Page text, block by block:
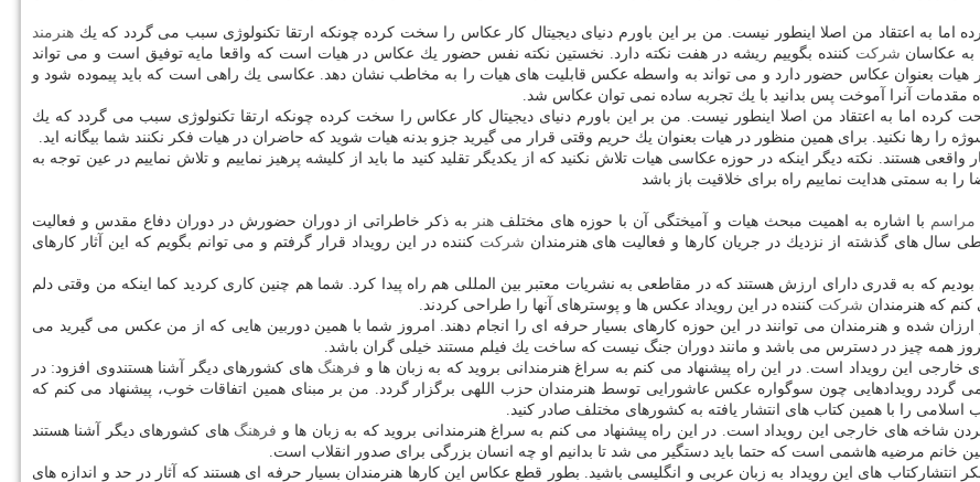
اما به اعتقاد من اصلا اینطور نیست. من بر این باورم دنیای دیجیتال كار عكاس را سخت كرده چونكه ارتقا تكنولوژی سبب می گردد كه یك هنرمند
به عكاسان شركت كننده بگوییم ریشه در هفت نكته دارد. نخستین نكته نفس حضور یك عكاس در هیات است كه واقعا مایه توفیق است و می تواند
بعنوان عكاس حضور دارد و می تواند به واسطه عكس قابلیت های هیات را به مخاطب نشان دهد. عكاسی یك راهی است كه باید پیموده شود و
مقدمات آنرا آموخت پس بدانید با یك تجربه ساده نمی توان عكاس شد.
كرده اما به اعتقاد من اصلا اینطور نیست. من بر این باورم دنیای دیجیتال كار عكاس را سخت كرده چونكه ارتقا تكنولوژی سبب می گردد كه یك
را رها نكنید. برای همین منظور در هیات بعنوان یك حریم وقتی قرار می گیرید جزو بدنه هیات شوید كه حاضران در هیات فكر نكنند شما بیگانه اید.
هستند. نكته دیگر اینكه در حوزه عكاسی هیات تلاش نكنید كه از یكدیگر تقلید كنید ما باید از كلیشه پرهیز نماییم و تلاش نماییم در عین توجه به
به سمتی هدایت نماییم راه برای خلاقیت باز باشد
مراسم با اشاره به اهمیت مبحث هیات و آمیختگی آن با حوزه های مختلف هنر
به ذكر خاطراتی از دوران حضورش در دوران دفاع مقدس و فعالیت
های گذشته از نزدیك در جریان كارها و فعالیت های هنرمندان شركت كننده در این رویداد قرار گرفتم و می توانم بگویم كه این آثار كارهای
كه به قدری دارای ارزش هستند كه در مقاطعی به نشریات معتبر بین المللی هم راه پیدا كرد. شما هم چنین كاری كردید كما اینكه من وقتی دلم
كه هنرمندان شركت كننده در این رویداد عكس ها و پوسترهای آنها را طراحی كردند.
شده و هنرمندان می توانند در این حوزه كارهای بسیار حرفه ای را انجام دهند. امروز شما با همین دوربین هایی كه از من عكس می گیرید می
همه چیز در دسترس می باشد و مانند دوران جنگ نیست كه ساخت یك فیلم مستند خیلی گران باشد.
این رویداد است. در این راه پیشنهاد می كنم به سراغ هنرمندانی بروید كه به زبان ها و فرهنگ های كشورهای دیگر آشنا هستندوی افزود: در
رویدادهایی چون سوگواره عكس عاشورایی توسط هنرمندان حزب اللهی برگزار گردد. من بر مبنای همین اتفاقات خوب، پیشنهاد می كنم كه
اسلامی را با همین كتاب های انتشار یافته به كشورهای مختلف صادر كنید.
های خارجی این رویداد است. در این راه پیشنهاد می كنم به سراغ هنرمندانی بروید كه به زبان ها و فرهنگ های كشورهای دیگر آشنا هستند
خانم مرضیه هاشمی است كه حتما باید دستگیر می شد تا بدانیم او چه انسان بزرگی برای صدور انقلاب است.
انتشاركتاب های این رویداد به زبان عربی و انگلیسی باشید. بطور قطع عكاس این كارها هنرمندان بسیار حرفه ای هستند كه آثار در حد و اندازه های